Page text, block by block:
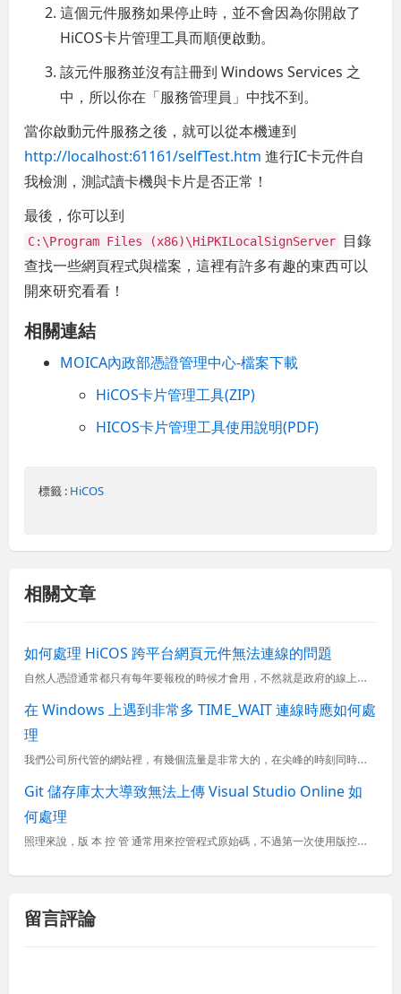
這個元件服務如果停止時，並不會因為你開啟了
HiCOS卡片管理工具而順便啟動。
該元件服務並沒有註冊到 Windows Services 之
中，所以你在「服務管理員」中找不到。
當你啟動元件服務之後，就可以從本機連到
http://localhost:61161/selfTest.htm 進行IC卡元件自
我檢測，測試讀卡機與卡片是否正常！
最後，你可以到
C:\Program Files (x86)\HiPKILocalSignServer
目錄
查找一些網頁程式與檔案，這裡有許多有趣的東西可以
開來研究看看！
相關連結
MOICA內政部憑證管理中心-檔案下載
HiCOS卡片管理工具(ZIP)
HICOS卡片管理工具使用說明(PDF)
標籤 : HiCOS
相關文章
如何處理 HiCOS 跨平台網頁元件無法連線的問題
自然人憑證通常都只有每年要報稅的時候才會用，不然就是政府的線上服務會用到，一般企業鮮少使用，原因無他，就是各種憑證應用的 UX 實在是太差了。最近因為被一家客戶要求要用工商憑證與自然人憑證簽署 NDA
在 Windows 上遇到非常多 TIME_WAIT 連線時應如何處
理
我們公司所代管的網站裡，有幾個流量是非常大的，在尖峰的時刻同時上線人數可能高達數千到數萬人，而在這個時候如果使用 netstat 或 TCPView 查看所有 TCP 連線時就會看到非常多處於 TIM...
Git 儲存庫太大導致無法上傳 Visual Studio Online 如
何處理
照理來說，版 本 控 管 通常用來控管程式原始碼，不過第一次使用版控的人總是抓不準尺度，硬是把動輒數百 MB 的影片放進版本庫，不然就是設計師把數十到數百 MB 的 ai 檔簽入到版本庫中。你知道的，
留言評論